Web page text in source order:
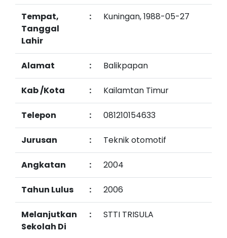
Tempat,
Tanggal
Lahir
: Kuningan, 1988-05-27
Alamat : Balikpapan
Kab /Kota : Kailamtan Timur
Telepon : 081210154633
Jurusan : Teknik otomotif
Angkatan : 2004
Tahun Lulus : 2006
Melanjutkan
Sekolah Di
: STTI TRISULA